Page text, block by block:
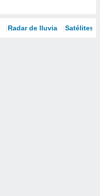
Radar de lluvia Satélites